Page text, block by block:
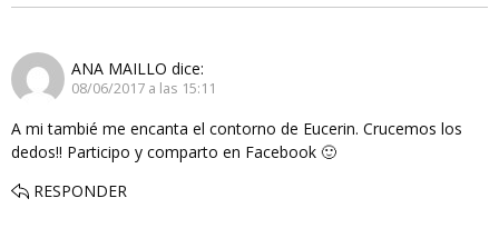
ANA MAILLO dice:
08/06/2017 a las 15:11
A mi tambié me encanta el contorno de Eucerin. Crucemos los
dedos!! Participo y comparto en Facebook 🙂
RESPONDER